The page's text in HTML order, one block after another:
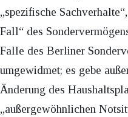
„spezifische
Fall“ des
Falle des Berliner
umgewidmet; es gebe
Änderung des
„außergewöhnlichen